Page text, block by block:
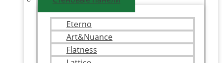
Eterno
Art&Nuance
Flatness